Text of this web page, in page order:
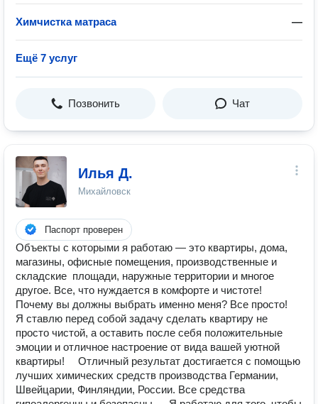
Химчистка матраса —
Ещё 7 услуг
Позвонить Чат
Илья Д.
Михайловск
Паспорт проверен
Объекты с которыми я работаю — это квартиры, дома,
магазины, офисные помещения, производственные и
складские площади, наружные территории и многое
другое. Все, что нуждается в комфорте и чистоте! ⠀
Почему вы должны выбрать именно меня? Все просто! ⠀
Я ставлю перед собой задачу сделать квартиру не
просто чистой, а оставить после себя положительные
эмоции и отличное настроение от вида вашей уютной
квартиры! ⠀ Отличный результат достигается с помощью
лучших химических средств производства Германии,
Швейцарии, Финляндии, России. Все средства